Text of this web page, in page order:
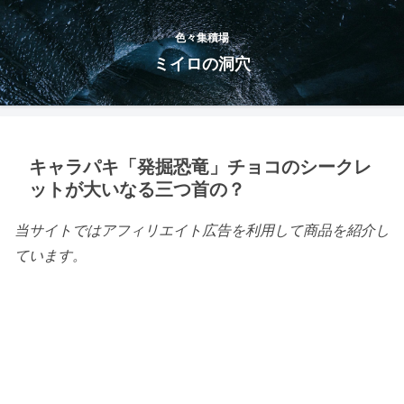
色々集積場
ミイロの洞穴
キャラパキ「発掘恐竜」チョコのシークレ
ットが大いなる三つ首の？
当サイトではアフィリエイト広告を利用して商品を紹介し
ています。